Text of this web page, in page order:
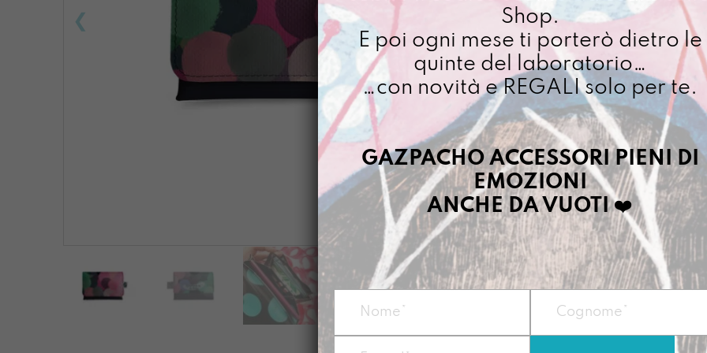
Vida
quantità
Cuciamo ogni ordine
4/5 giorni lavorativi,
importo superiore ai
Dettagli prodotto
È il fratello piccolo
fratello grande lo
corte”.
Può contenere tutto
Perfetto per la
collezione
la fabbrica di Willy
Shop.
E poi ogni mese ti porterò dietro le
quinte del laboratorio…
…con novità e REGALI solo per te.
GAZPACHO ACCESSORI PIENI DI
EMOZIONI
ANCHE DA VUOTI❤️